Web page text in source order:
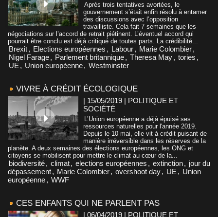
Après trois tentatives avortées, le
gouvernement s’était enfin résolu à entamer
des discussions avec l’opposition
travailliste. Cela fait 7 semaines que les
négociations sur l’accord de retrait piétinent. L’éventuel accord qui
pourrait être conclu est déjà critiqué de toutes parts. La crédibilité...
Brexit, Elections européennes , Labour, Marie Colombier,
Nigel Farage, Parlement britannique, Theresa May, tories ,
UE , Union européenne, Westminster
VIVRE À CRÉDIT ÉCOLOGIQUE
| 15/05/2019 | POLITIQUE ET
SOCIÉTÉ
L’Union européenne a déjà épuisé ses
ressources naturelles pour l'année 2019.
Depuis le 10 mai, elle vit à crédit puisant de
manière irréversible dans les réserves de la
planète. A deux semaines des élections européennes, les ONG et
citoyens se mobilisent pour mettre le climat au cœur de la...
biodiversité, climat, elections européennes , extinction, jour du
dépassement, Marie Colombier, overshoot day, UE , Union
européenne, WWF
CES ENFANTS QUI NE PARLENT PAS
| 06/04/2019 | POLITIQUE ET